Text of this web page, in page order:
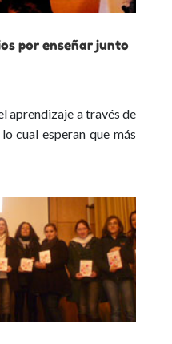
por enseñar junto
aprendizaje a través de
cual esperan que más